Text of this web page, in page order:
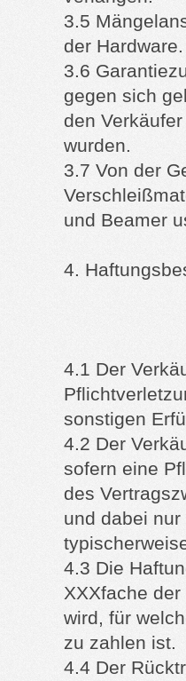
3.5
der Hardware.
3.6
gegen sich
den
wurden.
3.7 Von der
und Beamer
4.
4.1 Der
sonstigen
4.2 Der
sofern eine
des
und dabei
4.3 Die
XXXfache
wird, für
zu zahlen ist.
4.4 Der